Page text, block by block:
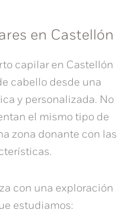
en Castellón
capilar en Castellón
cabello desde una
y personalizada. No
el mismo tipo de
zona donante con las
con una exploración
estudiamos: